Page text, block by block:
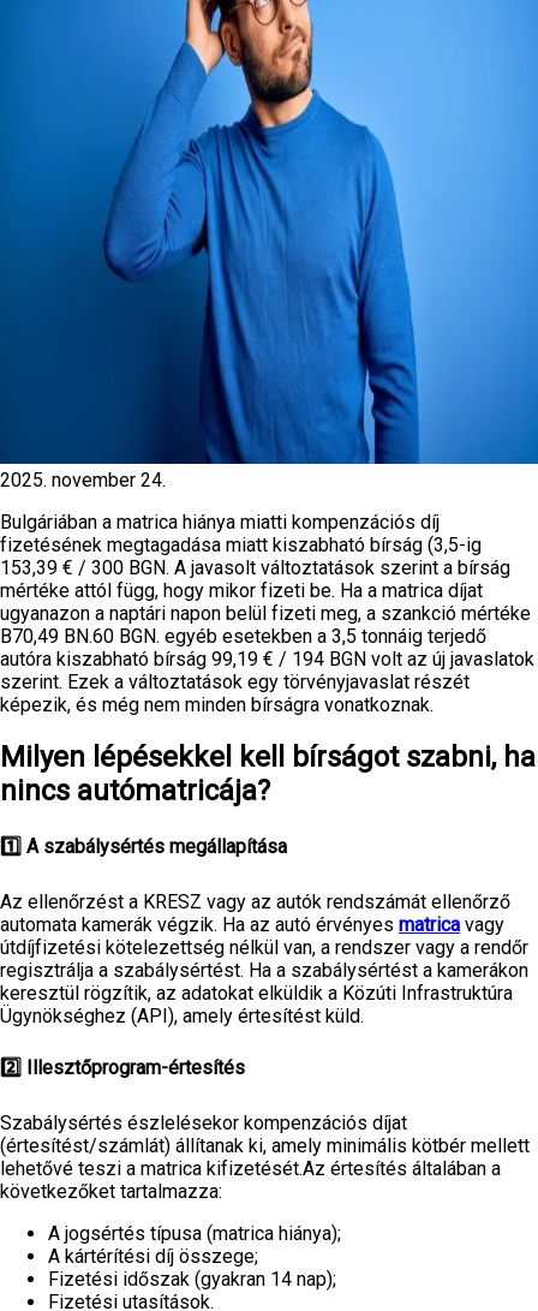
2025. november 24.
Bulgáriában a matrica hiánya miatti kompenzációs díj
fizetésének megtagadása miatt kiszabható bírság (3,5-ig
153,39 € / 300 BGN. A javasolt változtatások szerint a bírság
mértéke attól függ, hogy mikor fizeti be. Ha a matrica díjat
ugyanazon a naptári napon belül fizeti meg, a szankció mértéke
B70,49 BN.60 BGN. egyéb esetekben a 3,5 tonnáig terjedő
autóra kiszabható bírság 99,19 € / 194 BGN volt az új javaslatok
szerint. Ezek a változtatások egy törvényjavaslat részét
képezik, és még nem minden bírságra vonatkoznak.
Milyen lépésekkel kell bírságot szabni, ha
nincs autómatricája?
1️⃣ A szabálysértés megállapítása
Az ellenőrzést a KRESZ vagy az autók rendszámát ellenőrző
automata kamerák végzik. Ha az autó érvényes matrica vagy
útdíjfizetési kötelezettség nélkül van, a rendszer vagy a rendőr
regisztrálja a szabálysértést. Ha a szabálysértést a kamerákon
keresztül rögzítik, az adatokat elküldik a Közúti Infrastruktúra
Ügynökséghez (API), amely értesítést küld.
2️⃣ Illesztőprogram-értesítés
Szabálysértés észlelésekor kompenzációs díjat
(értesítést/számlát) állítanak ki, amely minimális kötbér mellett
lehetővé teszi a matrica kifizetését.Az értesítés általában a
következőket tartalmazza:
A jogsértés típusa (matrica hiánya);
A kártérítési díj összege;
Fizetési időszak (gyakran 14 nap);
Fizetési utasítások.